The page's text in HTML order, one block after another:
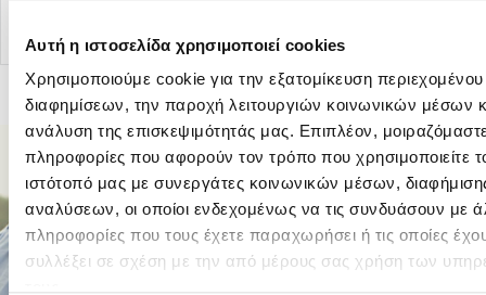
Αυτή η ιστοσελίδα χρησιμοποιεί cookies
Χρησιμοποιούμε cookie για την εξατομίκευση περιεχομένου
διαφημίσεων, την παροχή λειτουργιών κοινωνικών μέσων
ανάλυση της επισκεψιμότητάς μας. Επιπλέον,
πληροφορίες που αφορούν τον τρόπο που χρησιμοποιείτε
ιστότοπό μας με συνεργάτες κοινωνικών μέσων,
αναλύσεων, οι οποίοι ενδεχομένως να τις συνδυάσουν με
πληροφορίες που τους έχετε παραχωρήσει ή τις οποίες
συλλέξει σε σχέση με την από μέρους σας χρήση των